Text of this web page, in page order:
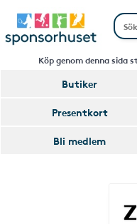
Köp genom denna sida
Butiker
Presentkort
Bli medlem